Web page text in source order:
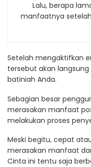
Lalu, berapa
manfaatnya
Setelah mengaktifkan
tersebut akan
batiniah Anda.
Sebagian besar
merasakan manfaat
melakukan proses
Meski begitu, cepat
merasakan manfaat
Cinta ini tentu saja